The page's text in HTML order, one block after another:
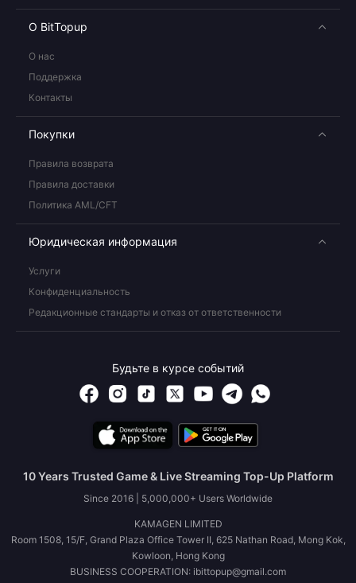
О BitTopup
О нас
Поддержка
Контакты
Покупки
Правила возврата
Правила доставки
Политика AML/CFT
Юридическая информация
Услуги
Конфиденциальность
Редакционные стандарты и отказ от ответственности
Будьте в курсе событий
10 Years Trusted Game & Live Streaming Top-Up Platform
Since 2016 | 5,000,000+ Users Worldwide
KAMAGEN LIMITED
Room 1508, 15/F, Grand Plaza Office Tower II, 625 Nathan Road, Mong Kok,
Kowloon, Hong Kong
BUSINESS COOPERATION: ibittopup@gmail.com